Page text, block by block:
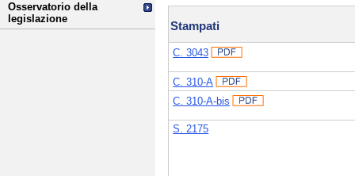
Osservatorio della
legislazione
Stampati
C. 3043
C. 310-A
C. 310-A-bis
S. 2175